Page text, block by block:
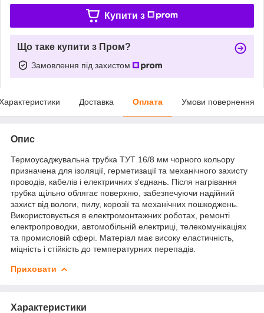
Купити з
Що таке купити з Пром?
Замовлення під захистом
Доставка Оплата Умови повернення
Опис
Термоусаджувальна трубка ТУТ 16/8 мм чорного кольору
призначена для ізоляції, герметизації та механічного захисту
проводів, кабелів і електричних з'єднань. Після нагрівання
трубка щільно облягає поверхню, забезпечуючи надійний
захист від вологи, пилу, корозії та механічних пошкоджень.
Використовується в електромонтажних роботах, ремонті
електропроводки, автомобільній електриці, телекомунікаціях
та промисловій сфері. Матеріал має високу еластичність,
міцність і стійкість до температурних перепадів.
Приховати
Характеристики